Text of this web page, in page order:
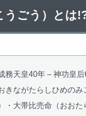
うごう）とは
天皇40年 – 神功皇
きながたらしひめの
・大帯比売命（おお